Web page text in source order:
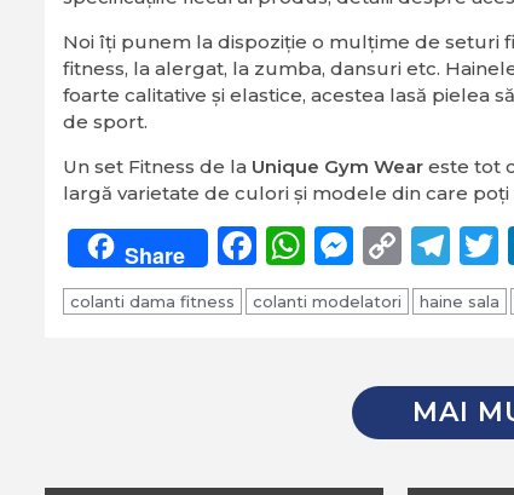
Noi îți punem la dispoziție o mulțime de seturi
fitness, la alergat, la zumba, dansuri etc.
foarte calitative și elastice, acestea lasă pielea
de sport.
Un set Fitness de la Unique Gym Wear este tot
largă varietate de culori și modele din care
Share FacebookCopy
Link
colanti dama fitness colanti modelatori haine sala
MAI